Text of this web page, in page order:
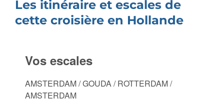
Les itinéraire et escales de
cette croisière en Hollande
Vos escales
AMSTERDAM / GOUDA / ROTTERDAM /
AMSTERDAM